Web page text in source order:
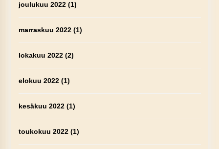
joulukuu 2022(1)
marraskuu 2022(1)
lokakuu 2022(2)
elokuu 2022(1)
kesäkuu 2022(1)
toukokuu 2022(1)